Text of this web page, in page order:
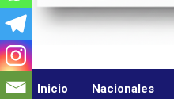
Gente
Es mejor molestar con la
Inicio Nacionales